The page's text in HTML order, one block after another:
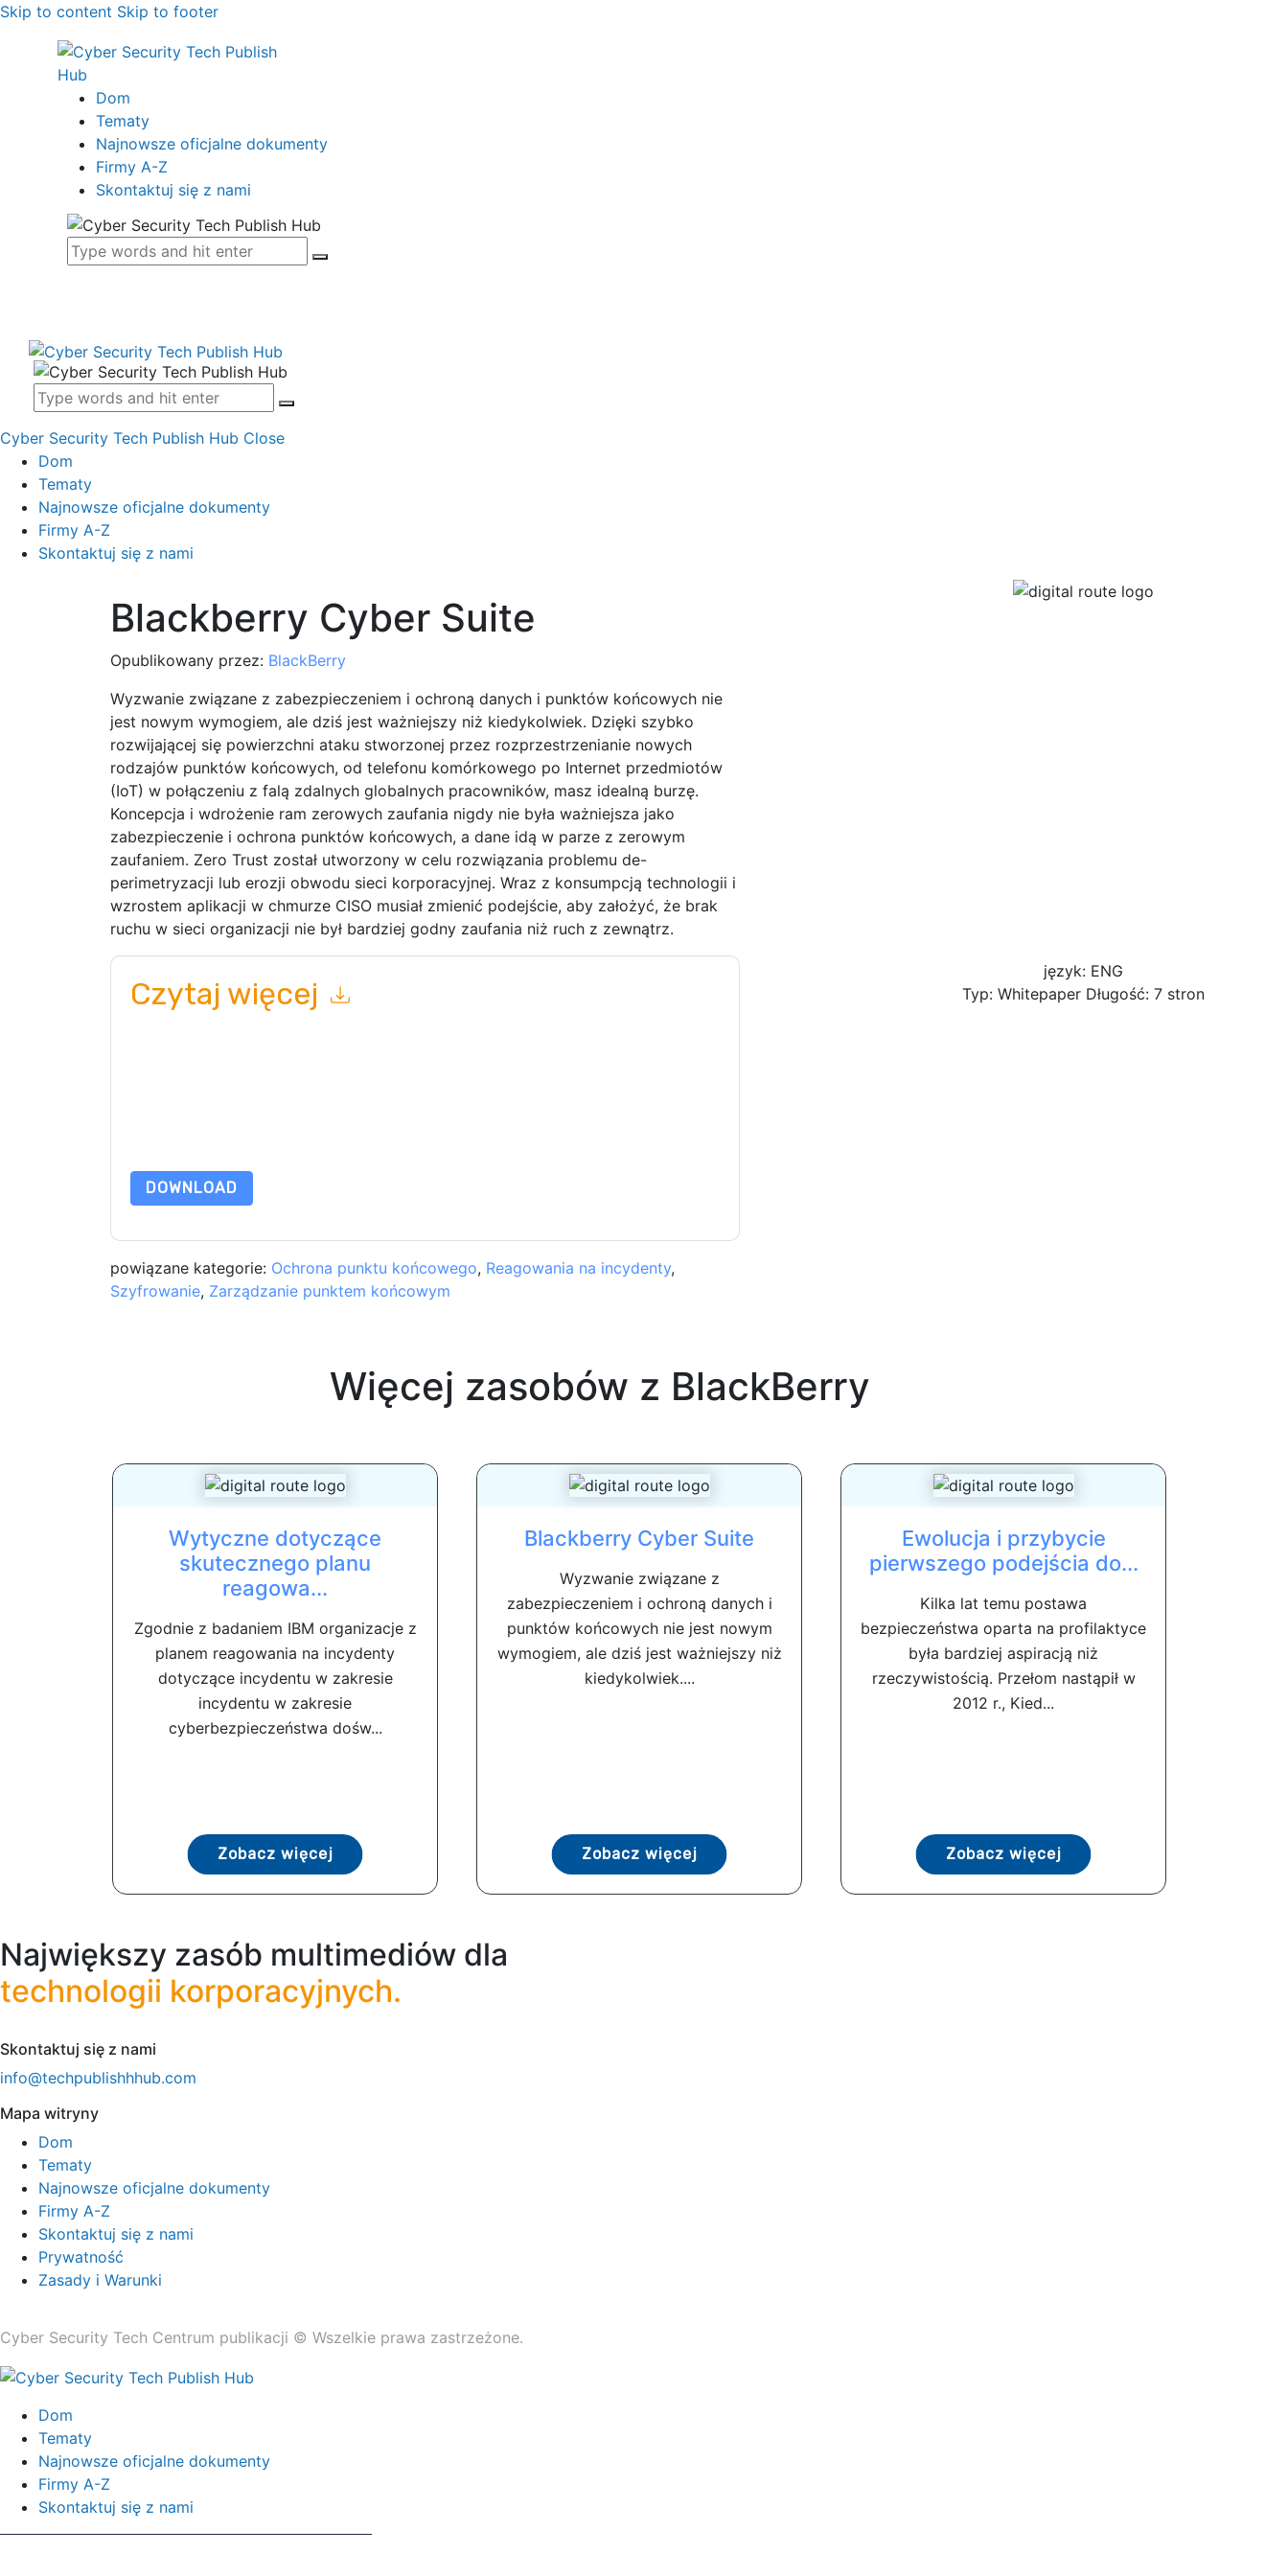
Skip to content Skip to footer
Dom
Tematy
Najnowsze oficjalne dokumenty
Firmy A-Z
Skontaktuj się z nami
Cyber Security Tech Publish Hub Close
Dom
Tematy
Najnowsze oficjalne dokumenty
Firmy A-Z
Skontaktuj się z nami
Blackberry Cyber ​​Suite
Opublikowany przez: BlackBerry
Wyzwanie związane z zabezpieczeniem i ochroną danych i punktów końcowych nie
jest nowym wymogiem, ale dziś jest ważniejszy niż kiedykolwiek. Dzięki szybko
rozwijającej się powierzchni ataku stworzonej przez rozprzestrzenianie nowych
rodzajów punktów końcowych, od telefonu komórkowego po Internet przedmiotów
(IoT) w połączeniu z falą zdalnych globalnych pracowników, masz idealną burzę.
Koncepcja i wdrożenie ram zerowych zaufania nigdy nie była ważniejsza jako
zabezpieczenie i ochrona punktów końcowych, a dane idą w parze z zerowym
zaufaniem. Zero Trust został utworzony w celu rozwiązania problemu de-
perimetryzacji lub erozji obwodu sieci korporacyjnej. Wraz z konsumpcją technologii i
wzrostem aplikacji w chmurze CISO musiał zmienić podejście, aby założyć, że brak
ruchu w sieci organizacji nie był bardziej godny zaufania niż ruch z zewnątrz.
Czytaj więcej
DOWNLOAD
powiązane kategorie: Ochrona punktu końcowego, Reagowania na incydenty,
Szyfrowanie, Zarządzanie punktem końcowym
język: ENG
Typ: Whitepaper Długość: 7 stron
Więcej zasobów z BlackBerry
Wytyczne dotyczące
skutecznego planu
reagowa...
Zgodnie z badaniem IBM organizacje z
planem reagowania na incydenty
dotyczące incydentu w zakresie
incydentu w zakresie
cyberbezpieczeństwa dośw...
Zobacz więcej
Blackberry Cyber ​​Suite
Wyzwanie związane z
zabezpieczeniem i ochroną danych i
punktów końcowych nie jest nowym
wymogiem, ale dziś jest ważniejszy niż
kiedykolwiek....
Zobacz więcej
Ewolucja i przybycie
pierwszego podejścia do...
Kilka lat temu postawa
bezpieczeństwa oparta na profilaktyce
była bardziej aspiracją niż
rzeczywistością. Przełom nastąpił w
2012 r., Kied...
Zobacz więcej
Największy zasób multimediów dla
technologii korporacyjnych.
Skontaktuj się z nami
info@techpublishhhub.com
Mapa witryny
Dom
Tematy
Najnowsze oficjalne dokumenty
Firmy A-Z
Skontaktuj się z nami
Prywatność
Zasady i Warunki
Cyber ​​Security Tech Centrum publikacji © Wszelkie prawa zastrzeżone.
Dom
Tematy
Najnowsze oficjalne dokumenty
Firmy A-Z
Skontaktuj się z nami